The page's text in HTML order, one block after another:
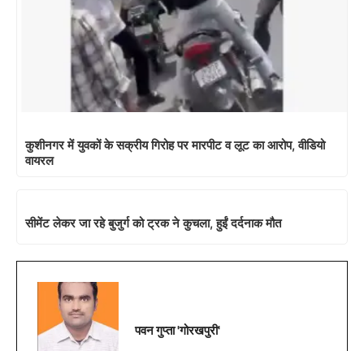
कुशीनगर में युवकों के सक्रीय गिरोह पर मारपीट व लूट का आरोप, वीडियो
वायरल
सीमेंट लेकर जा रहे बुजुर्ग को ट्रक ने कुचला, हुईं दर्दनाक मौत
पवन गुप्ता 'गोरखपुरी'